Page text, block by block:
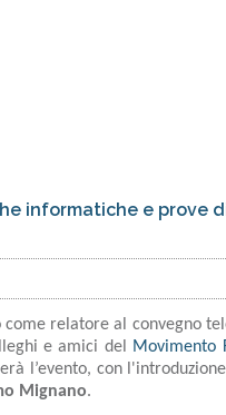
informatiche e prove
relatore al convegno
e amici del Movimento
l’evento, con
Mignano.